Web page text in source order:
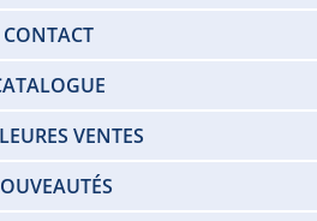
CONTACT
VENTES